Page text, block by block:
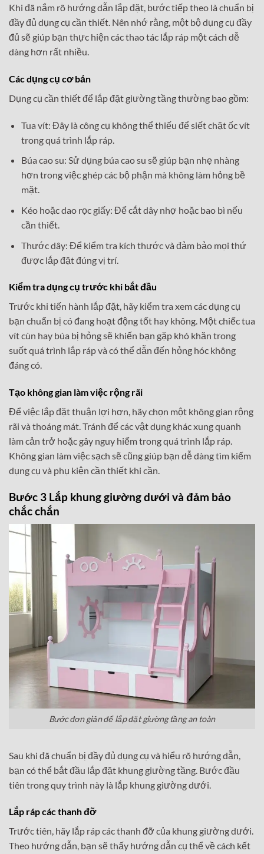
Khi đã nắm rõ hướng dẫn lắp đặt, bước tiếp theo là chuẩn bị
đầy đủ dụng cụ cần thiết. Nên nhớ rằng, một bộ dụng cụ đầy
đủ sẽ giúp bạn thực hiện các thao tác lắp ráp một cách dễ
dàng hơn rất nhiều.
Các dụng cụ cơ bản
Dụng cụ cần thiết để lắp đặt giường tầng thường bao gồm:
Tua vít: Đây là công cụ không thể thiếu để siết chặt ốc vít
trong quá trình lắp ráp.
Búa cao su: Sử dụng búa cao su sẽ giúp bạn nhẹ nhàng
hơn trong việc ghép các bộ phận mà không làm hỏng bề
mặt.
Kéo hoặc dao rọc giấy: Để cắt dây nhợ hoặc bao bì nếu
cần thiết.
Thước dây: Để kiểm tra kích thước và đảm bảo mọi thứ
được lắp đặt đúng vị trí.
Kiểm tra dụng cụ trước khi bắt đầu
Trước khi tiến hành lắp đặt, hãy kiểm tra xem các dụng cụ
bạn chuẩn bị có đang hoạt động tốt hay không. Một chiếc tua
vít cùn hay búa bị hỏng sẽ khiến bạn gặp khó khăn trong
suốt quá trình lắp ráp và có thể dẫn đến hỏng hóc không
đáng có.
Tạo không gian làm việc rộng rãi
Để việc lắp đặt thuận lợi hơn, hãy chọn một không gian rộng
rãi và thoáng mát. Tránh để các vật dụng khác xung quanh
làm cản trở hoặc gây nguy hiểm trong quá trình lắp ráp.
Không gian làm việc sạch sẽ cũng giúp bạn dễ dàng tìm kiếm
dụng cụ và phụ kiện cần thiết khi cần.
Bước 3 Lắp khung giường dưới và đảm bảo
chắc chắn
Bước đơn giản để lắp đặt giường tầng an toàn
Sau khi đã chuẩn bị đầy đủ dụng cụ và hiểu rõ hướng dẫn,
bạn có thể bắt đầu lắp đặt khung giường tầng. Bước đầu
tiên trong quy trình này là lắp khung giường dưới.
Lắp ráp các thanh đỡ
Trước tiên, hãy lắp ráp các thanh đỡ của khung giường dưới.
Theo hướng dẫn, bạn sẽ thấy hướng dẫn cụ thể về cách kết